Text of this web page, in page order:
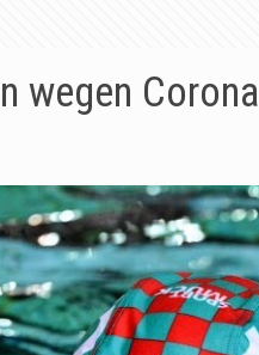
wegen Corona